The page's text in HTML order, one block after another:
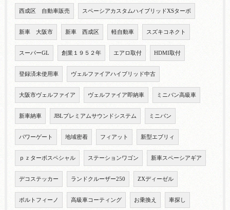
西成区 自動車販売 スペーシアカスタムハイブリッドXSターボ
新車 大阪市 新車 西成区 軽自動車 スズキコネクト
スーパーGL 創業１９５２年 エアロ取付 HDMI取付
登録済未使用車 ヴェルファイアハイブリッド中古
大阪市ヴェルファイア ヴェルファイア即納車 ミニバン高級車
新車納車 JBLプレミアムサウンドシステム ミニバン
パワーゲート 地域密着 フィアット 新型エブリィ
ｐｚターボスペシャル ステーションワゴン 新車スペーシアギア
デコステッカー ランドクルーザー250 ZXディーゼル
ポルトフィーノ 高級車コーティング お乗換え 車探し